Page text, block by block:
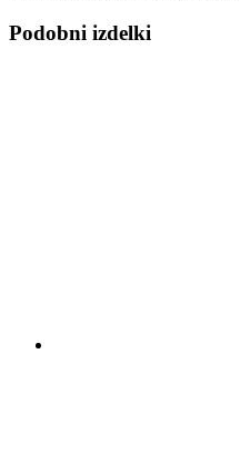
Podobni izdelki